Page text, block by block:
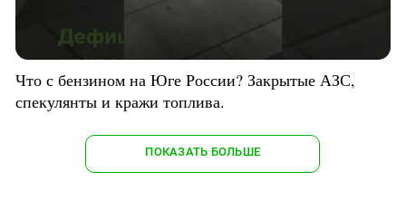
Что с бензином на Юге России? Закрытые АЗС,
спекулянты и кражи топлива.
ПОКАЗАТЬ БОЛЬШЕ